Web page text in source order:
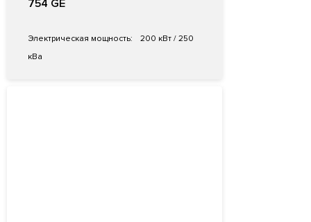
754 GE
Электрическая мощность:
200 кВт / 250
кВа